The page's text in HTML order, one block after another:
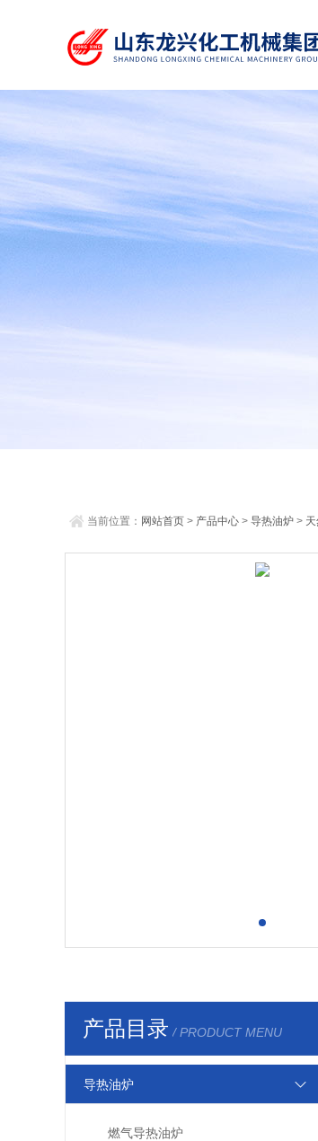
当前位置： 网站首页 > 产品中心 > 导热油炉 >
产品目录 / PRODUCT MENU
导热油炉
燃气导热油炉